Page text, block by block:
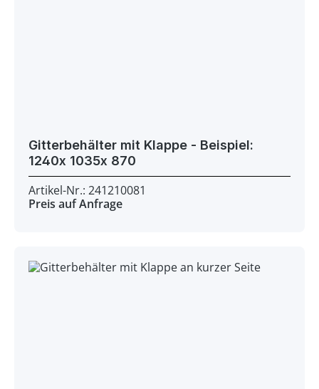
Gitterbehälter mit Klappe - Beispiel:
1240x 1035x 870
Artikel-Nr.: 241210081
Preis auf Anfrage